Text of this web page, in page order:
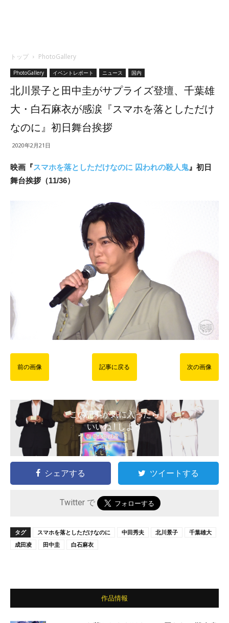
トップ PhotoGallery
PhotoGallery イベントレポート ニュース 国内
北川景子と田中圭がサプライズ登壇、千葉雄
大・白石麻衣が感涙『スマホを落としただけ
なのに』初日舞台挨拶
2020年2月21日
映画『スマホを落としただけなのに 囚われの殺人鬼』初日
舞台挨拶（11/36）
前の画像 記事に戻る 次の画像
この記事が気に入ったら
いいね ! しよう
シェアする ツイートする
Twitter で
タグ スマホを落としただけなのに 中田秀夫 北川景子
千葉雄大
成田凌
田中圭 白石麻衣
作品情報